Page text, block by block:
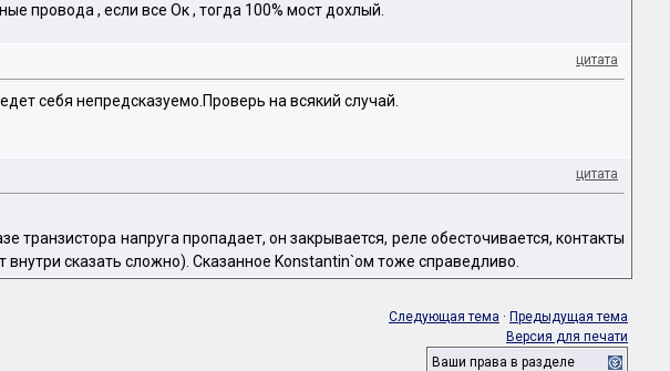
провода , если все Ок , тогда 100% мост дохлый.
цитата
себя непредсказуемо.Проверь на всякий случай.
цитата
напруга пропадает, он закрывается, реле обесточивается, контакты
сказать сложно). Сказанное Konstantin`ом тоже справедливо.
Следующая тема · Предыдущая тема
Версия для печати
Ваши права в разделе